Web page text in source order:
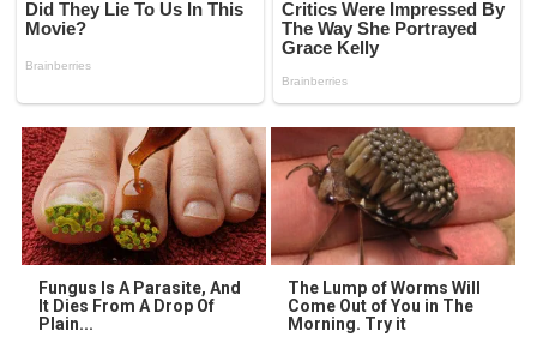
Fungus Is A Parasite, And
It Dies From A Drop Of
Plain...
The Lump of Worms Will
Come Out of You in The
Morning. Try it